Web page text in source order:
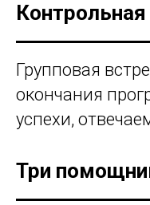
Контрольная
Групповая
окончания
успехи,
Три